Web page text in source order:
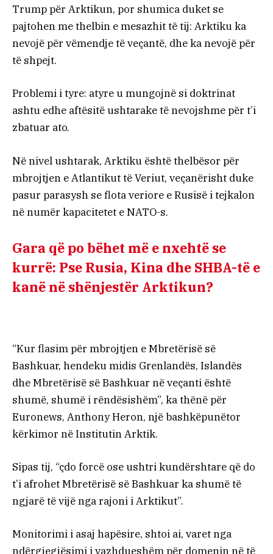
Trump për Arktikun, por shumica duket se
pajtohen me thelbin e mesazhit të tij: Arktiku ka
nevojë për vëmendje të veçantë, dhe ka nevojë për
të shpejt.
Problemi i tyre: atyre u mungojnë si doktrinat
ashtu edhe aftësitë ushtarake të nevojshme për t’i
zbatuar ato.
Në nivel ushtarak, Arktiku është thelbësor për
mbrojtjen e Atlantikut të Veriut, veçanërisht duke
pasur parasysh se flota veriore e Rusisë i tejkalon
në numër kapacitetet e NATO-s.
Gara që po bëhet më e nxehtë se
kurrë: Pse Rusia, Kina dhe SHBA-të e
kanë në shënjestër Arktikun?
“Kur flasim për mbrojtjen e Mbretërisë së
Bashkuar, hendeku midis Grenlandës, Islandës
dhe Mbretërisë së Bashkuar në veçanti është
shumë, shumë i rëndësishëm”, ka thënë për
Euronews, Anthony Heron, një bashkëpunëtor
kërkimor në Institutin Arktik.
Sipas tij, “çdo forcë ose ushtri kundërshtare që do
t’i afrohet Mbretërisë së Bashkuar ka shumë të
ngjarë të vijë nga rajoni i Arktikut”.
Monitorimi i asaj hapësire, shtoi ai, varet nga
ndërgjegjësimi i vazhdueshëm për domenin në të